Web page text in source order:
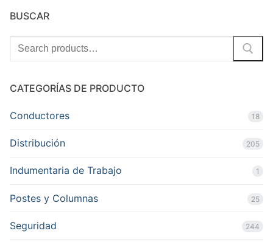
BUSCAR
Search
for:
CATEGORÍAS DE PRODUCTO
Conductores 18
Distribución 205
Indumentaria de Trabajo 1
Postes y Columnas 25
Seguridad 244